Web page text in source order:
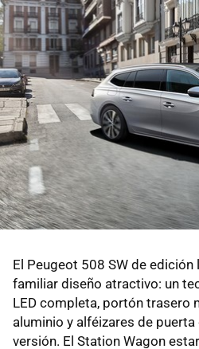
El Peugeot 508 SW de
familiar diseño atractivo: un
LED completa, portón trasero
aluminio y alféizares de
versión. El Station Wagon